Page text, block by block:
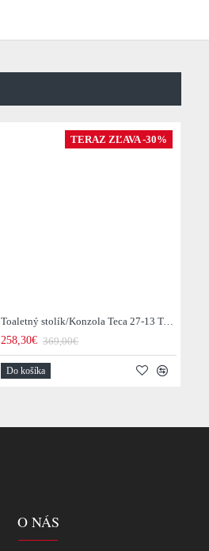
TERAZ ZĽAVA -30%
Toaletný stolík/Konzola Teca 27-13 Teak drevo
258,30€ 369,00€
Do košíka
O NÁS